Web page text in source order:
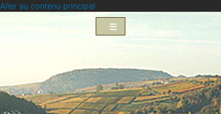
Aller au contenu principal